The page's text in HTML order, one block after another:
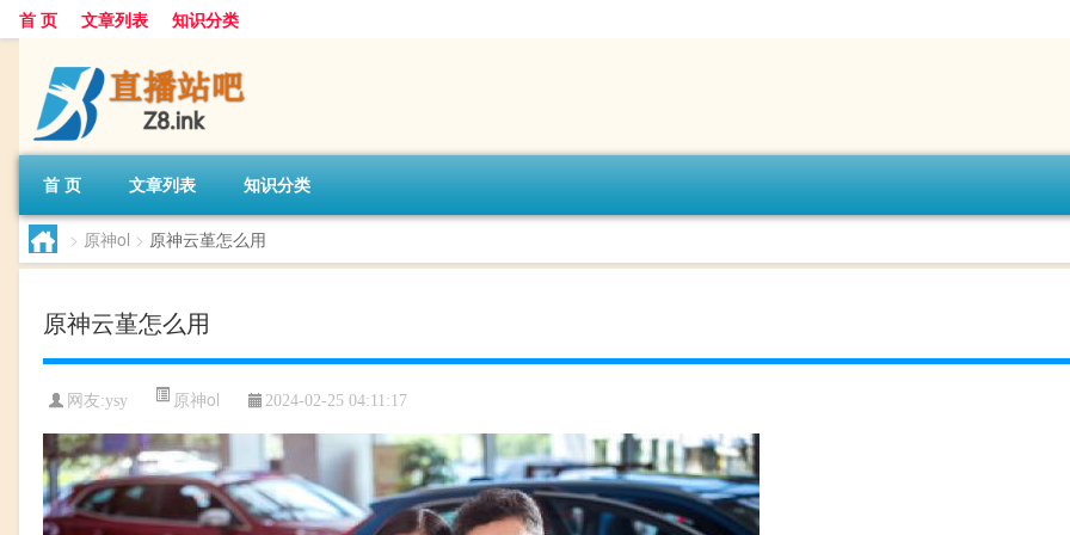
首 页 文章列表 知识分类
首 页 文章列表 知识分类
> 原神ol > 原神云堇怎么用
原神云堇怎么用
网友:ysy 原神ol 2024-02-25 04:11:17